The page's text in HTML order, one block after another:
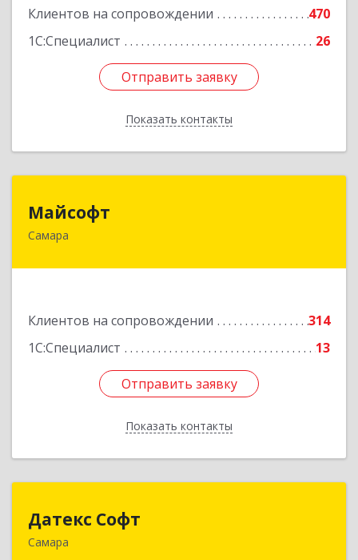
Клиентов на сопровождении
470
1С:Специалист
26
Отправить заявку
Показать контакты
Отправить заявку
Назад
Майсофт
Самара
Клиентов на сопровождении
314
1С:Специалист
13
Отправить заявку
Показать контакты
443076, Самарская обл, Самара г, Партизанская
Отправить заявку
Назад
Датекс Софт
Самара
443070, Самарская обл, Самара г, Партизанская